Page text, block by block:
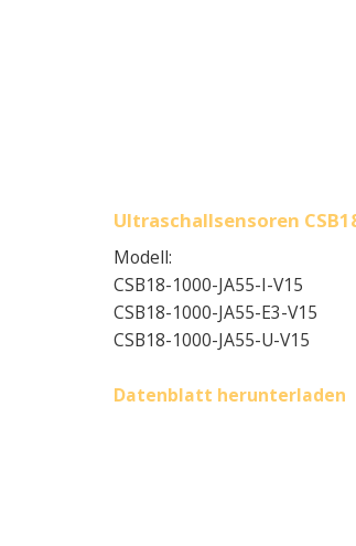
Ultraschallsensoren
Modell:
CSB18-1000-JA55-I-V15
CSB18-1000-JA55-E3-V15
CSB18-1000-JA55-U-V15
Datenblatt herunterladen